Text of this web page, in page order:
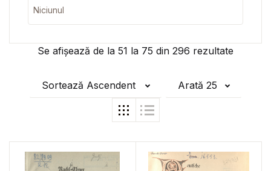
Se afișează de la 51 la 75 din 296 rezultate
Sortează Ascendent Arată 25